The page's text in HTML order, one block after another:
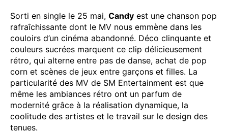
Sorti en single le 25 mai, Candy est une chanson pop
rafraîchissante dont le MV nous emmène dans les
couloirs d’un cinéma abandonné. Déco clinquante et
couleurs sucrées marquent ce clip délicieusement
rétro, qui alterne entre pas de danse, achat de pop
corn et scènes de jeux entre garçons et filles. La
particularité des MV de SM Entertainment est que
même les ambiances rétro ont un parfum de
modernité grâce à la réalisation dynamique, la
coolitude des artistes et le travail sur le design des
tenues.